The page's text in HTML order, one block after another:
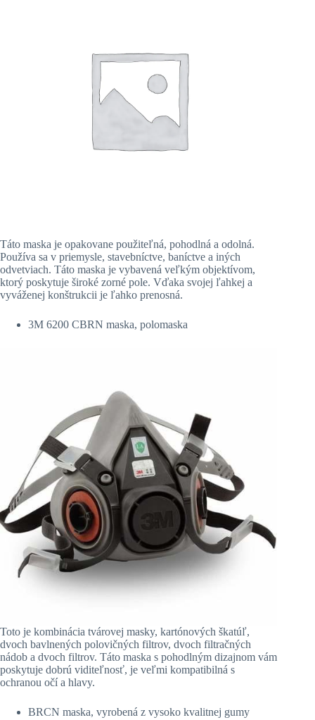
Táto maska je opakovane použiteľná, pohodlná a odolná.
Používa sa v priemysle, stavebníctve, baníctve a iných
odvetviach. Táto maska je vybavená veľkým objektívom,
ktorý poskytuje široké zorné pole. Vďaka svojej ľahkej a
vyváženej konštrukcii je ľahko prenosná.
3M 6200 CBRN maska, polomaska
Toto je kombinácia tvárovej masky, kartónových škatúľ,
dvoch bavlnených polovičných filtrov, dvoch filtračných
nádob a dvoch filtrov. Táto maska s pohodlným dizajnom vám
poskytuje dobrú viditeľnosť, je veľmi kompatibilná s
ochranou očí a hlavy.
BRCN maska, vyrobená z vysoko kvalitnej gumy